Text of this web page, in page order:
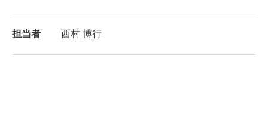
担当者 西村 博行